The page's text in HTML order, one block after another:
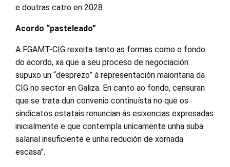
e doutras catro en 2028.
Acordo “pasteleado”
A FGAMT-CIG rexeita tanto as formas como o fondo
do acordo, xa que a seu proceso de negociación
supuxo un “desprezo” á representación maioritaria da
CIG no sector en Galiza. En canto ao fondo, censuran
que se trata dun convenio continuísta no que os
sindicatos estatais renuncian ás esixencias expresadas
inicialmente e que contempla unicamente unha suba
salarial insuficiente e unha redución de xornada
escasa”.